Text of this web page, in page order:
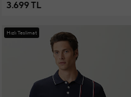
3.699 TL
Hızlı Teslimat